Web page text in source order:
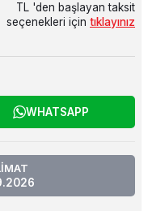
TL 'den başlayan taksit
seçenekleri için tıklayınız
WHATSAPP